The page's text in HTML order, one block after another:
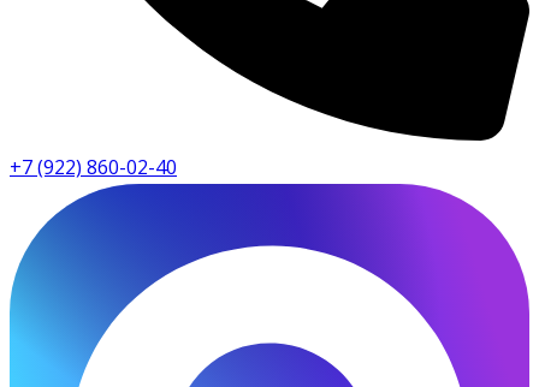
+7 (922) 860-02-40